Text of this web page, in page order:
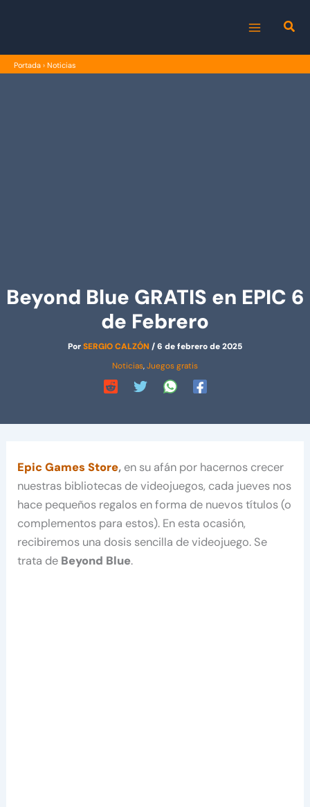
MENU
Portada › Noticias
Beyond Blue GRATIS en EPIC 6
de Febrero
PorSERGIO CALZÓN /6 de febrero de 2025
Noticias,Juegos gratis
Epic Games Store, en su afán por hacernos crecer
nuestras bibliotecas de videojuegos, cada jueves nos
hace pequeños regalos en forma de nuevos títulos (o
complementos para estos). En esta ocasión,
recibiremos una dosis sencilla de videojuego. Se
trata de Beyond Blue.